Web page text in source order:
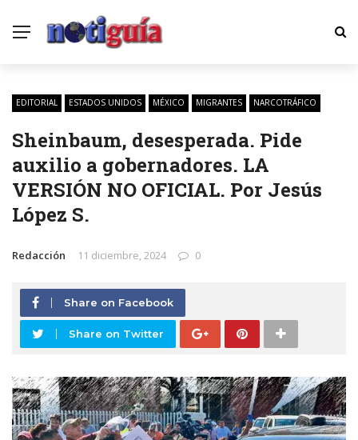
EDITORIAL ESTADOS UNIDOS MÉXICO MIGRANTES NARCOTRÁFICO
Sheinbaum, desesperada. Pide
auxilio a gobernadores. LA
VERSIÓN NO OFICIAL. Por Jesús
López S.
Redacción 11 diciembre, 2024 0
Share on Facebook
Share on Twitter